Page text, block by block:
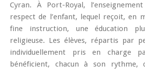
Cyran. À Port-Royal,
respect de l’enfant, lequel reçoit, en
fine instruction, une éducation
religieuse. Les élèves, répartis par
individuellement pris en charge
bénéficient, chacun à son rythme,